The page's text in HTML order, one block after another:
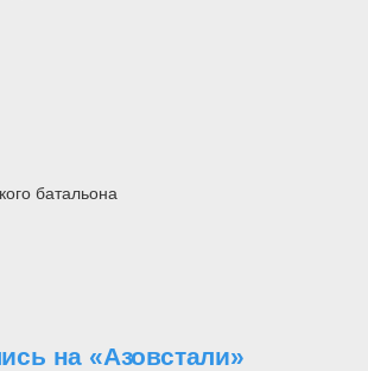
батальона
на «Азовстали»